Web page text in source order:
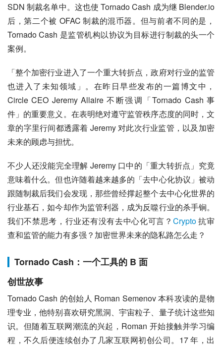
SDN 制裁名单中。这也使 Tornado Cash 成为继 Blender.io
后，第二个被 OFAC 制裁的混币器。但与前者不同的是，
Tornado Cash 是监管机构以协议为目标进行制裁的头一个
案例。
「整个加密行业进入了一个重大转折点，政府对行业的监管
也进入了未知领域」。在昨日早些发布的一篇博文中，
Circle CEO Jeremy Allaire 不断强调「Tornado Cash 事
件」的重要意义。在表明绝对遵守监管秩序态度的同时，文
章的字里行间都透露着 Jeremy 对此次行业监管，以及加密
未来的顾虑与担忧。
不少人还没能完全理解 Jeremy 口中的「重大转折点」究竟
意味着什么。但也许随着越来越多的「去中心化协议」被动
跟随制裁后我们会发现，那些曾经撑起整个去中心化世界的
行业基石，如今却作为监管利器，成为反噬行业的杀手锏。
我们不禁思考，行业还有没有去中心化可言？ Crypto 抗审
查和监管的能力有多强？加密世界未来的隐私路怎么走？
Tornado Cash：一个工具的 B 面
创世故事
Tornado Cash 的创始人 Roman Semenov 本科攻读的是物
理专业，他特别喜欢研究黑洞、宇宙粒子、量子统计这些知
识。但随着互联网潮流的兴起，Roman 开始接触并学习编
程，不久后便连续创办了几家互联网初创公司。17 年，出